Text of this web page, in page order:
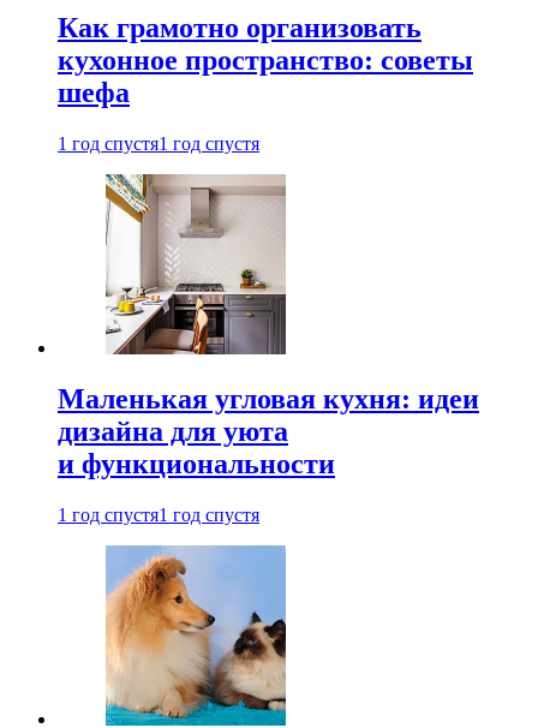
Как грамотно организовать
кухонное пространство: советы
шефа
1 год спустя1 год спустя
Маленькая угловая кухня: идеи
дизайна для уюта
и функциональности
1 год спустя1 год спустя